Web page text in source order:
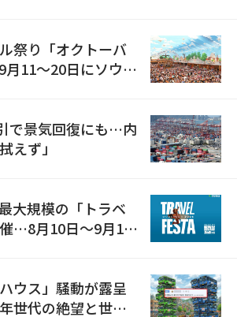
祭り「オクトーバ
月11〜20日にソウル
で景気回復にも…内
えず」
大規模の「トラベ
…8月10日～9月11
ウス」騒動が露呈
世代の絶望と世代